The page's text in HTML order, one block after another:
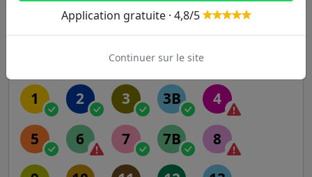
Autres lignes
1 2 3 3B 4
5 6 7 7B 8
Application gratuite · 4,8/5
Continuer sur le site